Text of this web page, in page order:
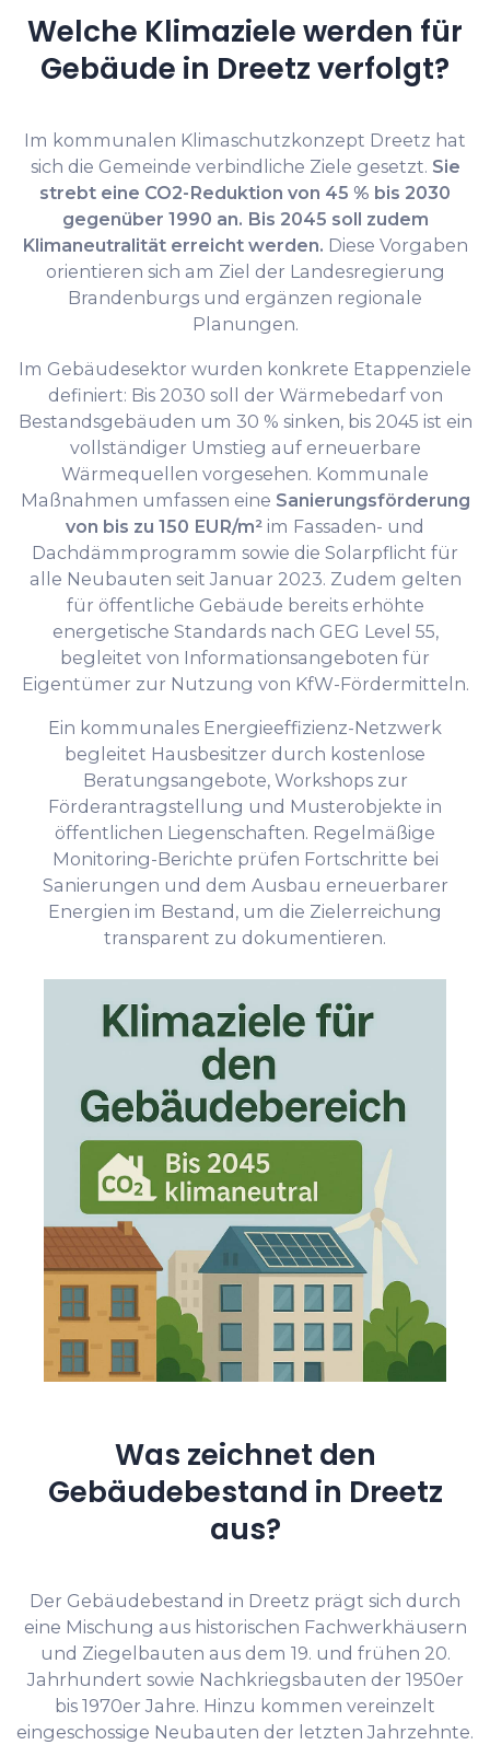
Welche Klimaziele werden für
Gebäude in Dreetz verfolgt?
Im kommunalen Klimaschutzkonzept Dreetz hat
sich die Gemeinde verbindliche Ziele gesetzt. Sie
strebt eine CO2-Reduktion von 45 % bis 2030
gegenüber 1990 an. Bis 2045 soll zudem
Klimaneutralität erreicht werden. Diese Vorgaben
orientieren sich am Ziel der Landesregierung
Brandenburgs und ergänzen regionale
Planungen.
Im Gebäudesektor wurden konkrete Etappenziele
definiert: Bis 2030 soll der Wärmebedarf von
Bestandsgebäuden um 30 % sinken, bis 2045 ist ein
vollständiger Umstieg auf erneuerbare
Wärmequellen vorgesehen. Kommunale
Maßnahmen umfassen eine Sanierungsförderung
von bis zu 150 EUR/m² im Fassaden- und
Dachdämmprogramm sowie die Solarpflicht für
alle Neubauten seit Januar 2023. Zudem gelten
für öffentliche Gebäude bereits erhöhte
energetische Standards nach GEG Level 55,
begleitet von Informationsangeboten für
Eigentümer zur Nutzung von KfW-Fördermitteln.
Ein kommunales Energieeffizienz-Netzwerk
begleitet Hausbesitzer durch kostenlose
Beratungsangebote, Workshops zur
Förderantragstellung und Musterobjekte in
öffentlichen Liegenschaften. Regelmäßige
Monitoring-Berichte prüfen Fortschritte bei
Sanierungen und dem Ausbau erneuerbarer
Energien im Bestand, um die Zielerreichung
transparent zu dokumentieren.
Was zeichnet den
Gebäudebestand in Dreetz
aus?
Der Gebäudebestand in Dreetz prägt sich durch
eine Mischung aus historischen Fachwerkhäusern
und Ziegelbauten aus dem 19. und frühen 20.
Jahrhundert sowie Nachkriegsbauten der 1950er
bis 1970er Jahre. Hinzu kommen vereinzelt
eingeschossige Neubauten der letzten Jahrzehnte.